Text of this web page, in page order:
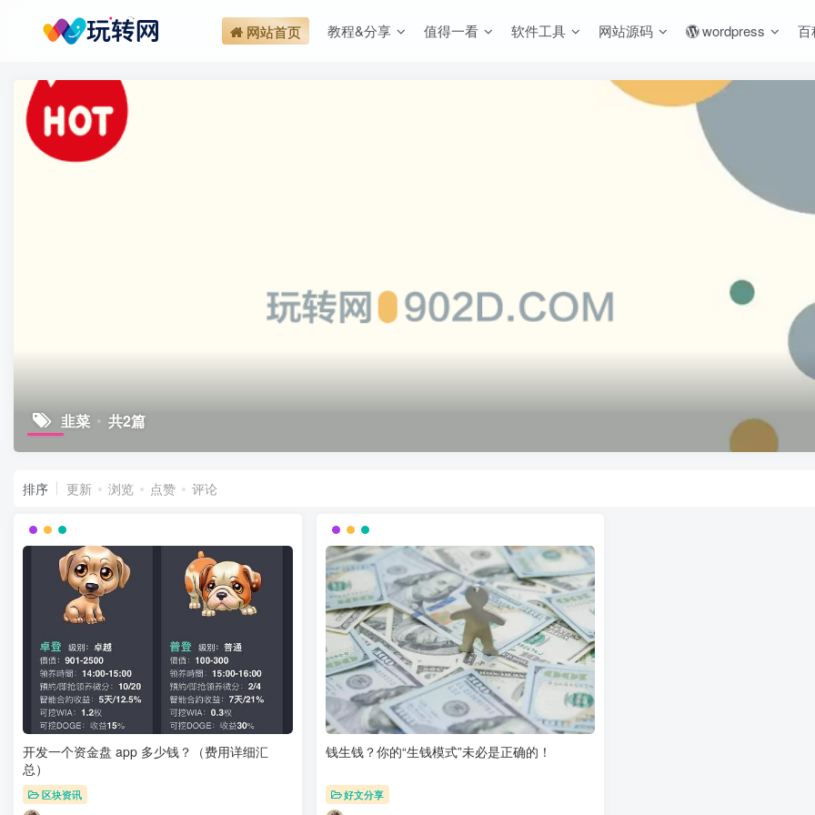
网站首页 教程&分享 值得一看 软件工具 网站源码 wordpress 百
韭菜 共2篇
排序 更新 浏览 点赞 评论
开发一个资金盘 app 多少钱？（费用详细汇
总）
区块资讯
钱生钱？你的“生钱模式”未必是正确的！
好文分享